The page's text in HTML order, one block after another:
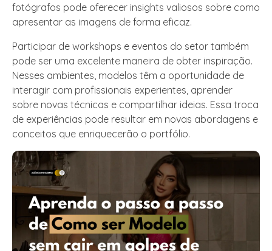
fotógrafos pode oferecer insights valiosos sobre como
apresentar as imagens de forma eficaz.
Participar de workshops e eventos do setor também
pode ser uma excelente maneira de obter inspiração.
Nesses ambientes, modelos têm a oportunidade de
interagir com profissionais experientes, aprender
sobre novas técnicas e compartilhar ideias. Essa troca
de experiências pode resultar em novas abordagens e
conceitos que enriquecerão o portfólio.